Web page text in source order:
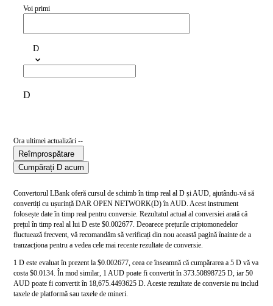
Voi primi
D
D
Ora ultimei actualizări --
Reîmprospătare
Cumpărați D acum
Convertorul LBank oferă cursul de schimb în timp real al D și AUD, ajutându-vă să
convertiți cu ușurință DAR OPEN NETWORK(D) în AUD. Acest instrument
folosește date în timp real pentru conversie. Rezultatul actual al conversiei arată că
prețul în timp real al lui D este $0.002677. Deoarece prețurile criptomonedelor
fluctuează frecvent, vă recomandăm să verificați din nou această pagină înainte de a
tranzacționa pentru a vedea cele mai recente rezultate de conversie.
1 D este evaluat în prezent la $0.002677, ceea ce înseamnă că cumpărarea a 5 D vă va
costa $0.0134. În mod similar, 1 AUD poate fi convertit în 373.50898725 D, iar 50
AUD poate fi convertit în 18,675.4493625 D. Aceste rezultate de conversie nu includ
taxele de platformă sau taxele de mineri.